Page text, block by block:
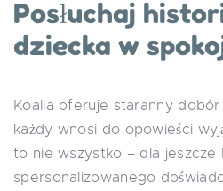
Posłuchaj
dziecka w
Koalia oferuje staranny
każdy wnosi do opowieści
to nie wszystko – dla jeszcze
spersonalizowanego